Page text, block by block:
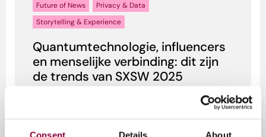
Future of News
Privacy & Data
Storytelling & Experience
Quantumtechnologie, influencers
en menselijke verbinding: dit zijn
de trends van SXSW 2025
Op conferentie South By Southwest (SXSW)
komen ieder jaar tienduizenden creatieven,